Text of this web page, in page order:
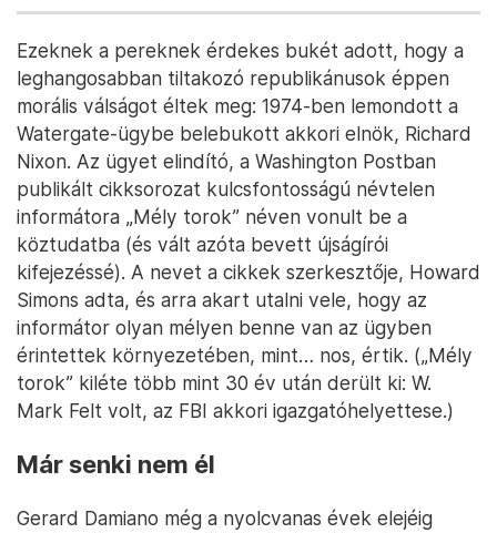
Ezeknek a pereknek érdekes bukét adott, hogy a
leghangosabban tiltakozó republikánusok éppen
morális válságot éltek meg: 1974-ben lemondott a
Watergate-ügybe belebukott akkori elnök, Richard
Nixon. Az ügyet elindító, a Washington Postban
publikált cikksorozat kulcsfontosságú névtelen
informátora „Mély torok” néven vonult be a
köztudatba (és vált azóta bevett újságírói
kifejezéssé). A nevet a cikkek szerkesztője, Howard
Simons adta, és arra akart utalni vele, hogy az
informátor olyan mélyen benne van az ügyben
érintettek környezetében, mint… nos, értik. („Mély
torok” kiléte több mint 30 év után derült ki: W.
Mark Felt volt, az FBI akkori igazgatóhelyettese.)
Már senki nem él
Gerard Damiano még a nyolcvanas évek elejéig